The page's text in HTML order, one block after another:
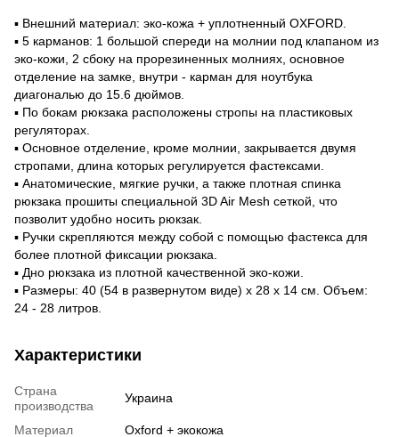
▪️ Внешний материал: эко-кожа + уплотненный OXFORD.
▪️ 5 карманов: 1 большой спереди на молнии под клапаном из
эко-кожи, 2 сбоку на прорезиненных молниях, основное
отделение на замке, внутри - карман для ноутбука
диагональю до 15.6 дюймов.
▪️ По бокам рюкзака расположены стропы на пластиковых
регуляторах.
▪️ Основное отделение, кроме молнии, закрывается двумя
стропами, длина которых регулируется фастексами.
▪️ Анатомические, мягкие ручки, а также плотная спинка
рюкзака прошиты специальной 3D Air Mesh сеткой, что
позволит удобно носить рюкзак.
▪️ Ручки скрепляются между собой c помощью фастекса для
более плотной фиксации рюкзака.
▪️ Дно рюкзака из плотной качественной эко-кожи.
▪️ Размеры: 40 (54 в развернутом виде) х 28 х 14 см. Объем:
24 - 28 литров.
Характеристики
Страна
производства
Украина
Материал Oxford + экокожа